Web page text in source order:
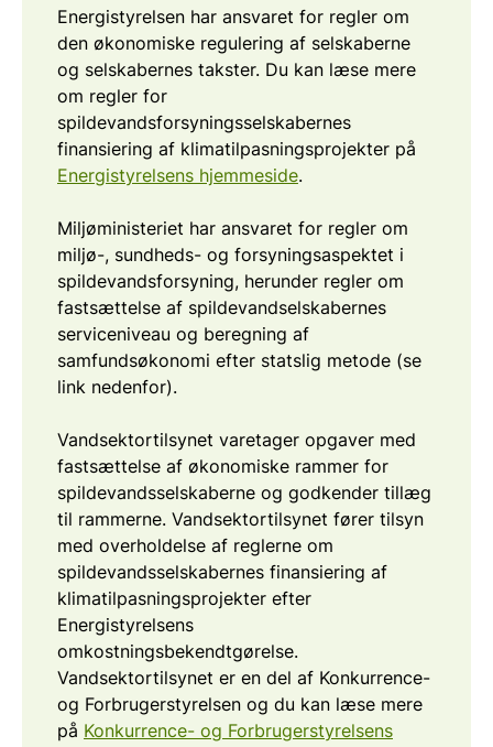
Energistyrelsen har ansvaret for regler om
den økonomiske regulering af selskaberne
og selskabernes takster. Du kan læse mere
om regler for
spildevandsforsyningsselskabernes
finansiering af klimatilpasningsprojekter på
Energistyrelsens hjemmeside.
Miljøministeriet har ansvaret for regler om
miljø-, sundheds- og forsyningsaspektet i
spildevandsforsyning, herunder regler om
fastsættelse af spildevandselskabernes
serviceniveau og beregning af
samfundsøkonomi efter statslig metode (se
link nedenfor).
Vandsektortilsynet varetager opgaver med
fastsættelse af økonomiske rammer for
spildevandsselskaberne og godkender tillæg
til rammerne. Vandsektortilsynet fører tilsyn
med overholdelse af reglerne om
spildevandsselskabernes finansiering af
klimatilpasningsprojekter efter
Energistyrelsens
omkostningsbekendtgørelse.
Vandsektortilsynet er en del af Konkurrence-
og Forbrugerstyrelsen og du kan læse mere
på Konkurrence- og Forbrugerstyrelsens